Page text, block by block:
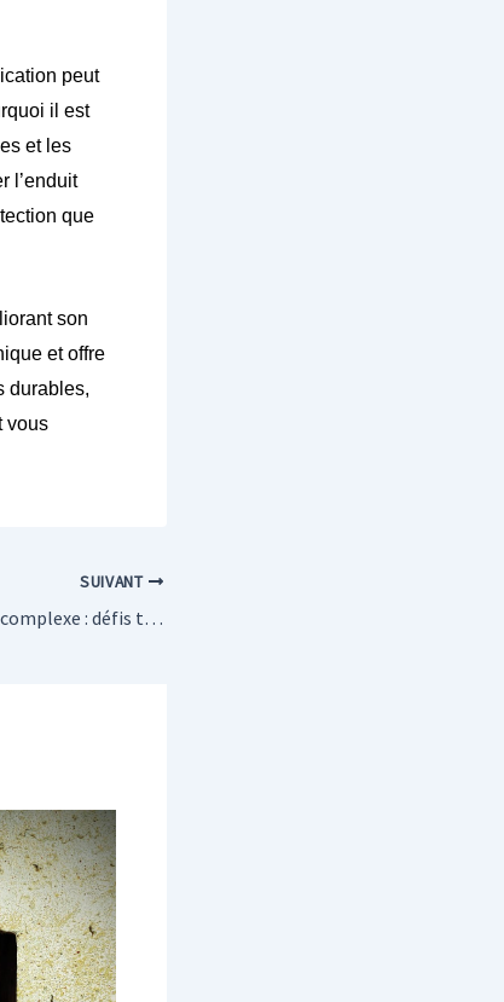
peut
il est
et les
l’enduit
que
son
et offre
durables,
vous
SUIVANT
Construire une maison complexe : défis techniques et solutions innovantes